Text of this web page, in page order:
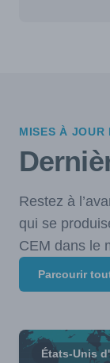
MISES À JOUR
Restez à
qui se
CEM dans le
Parcourir
États-Unis